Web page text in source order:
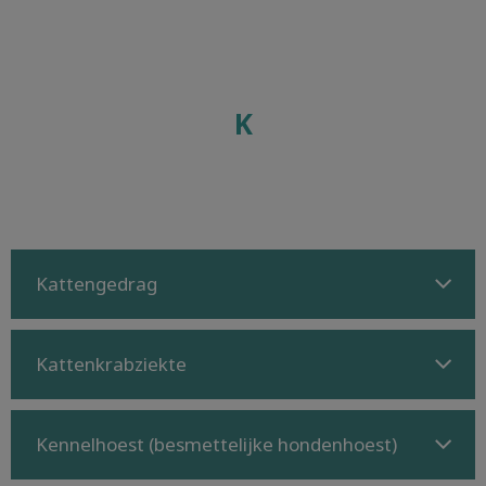
K
Kattengedrag
Kattenkrabziekte
Kennelhoest (besmettelijke hondenhoest)